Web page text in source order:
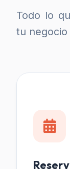
Todo lo
tu negocio